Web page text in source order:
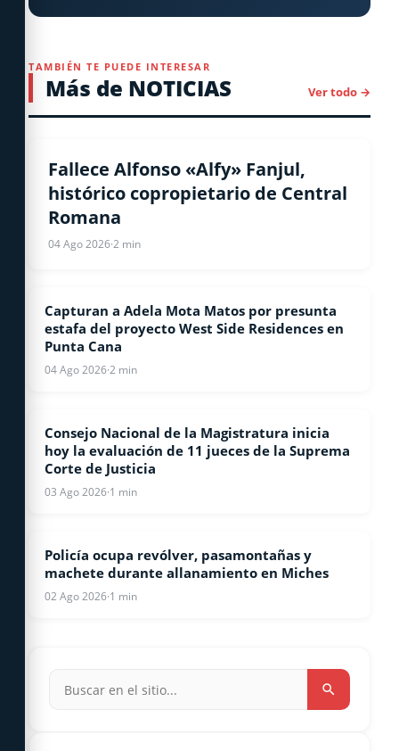
TAMBIÉN TE PUEDE INTERESAR
Más de NOTICIAS Ver todo →
NACIONALES
Fallece Alfonso «Alfy» Fanjul,
histórico copropietario de Central
Romana
04 Ago 2026·2 min
NOTICIAS
Capturan a Adela Mota Matos por presunta
estafa del proyecto West Side Residences en
Punta Cana
04 Ago 2026·2 min
NACIONALES
Consejo Nacional de la Magistratura inicia
hoy la evaluación de 11 jueces de la Suprema
Corte de Justicia
03 Ago 2026·1 min
LOCALES
Policía ocupa revólver, pasamontañas y
machete durante allanamiento en Miches
02 Ago 2026·1 min